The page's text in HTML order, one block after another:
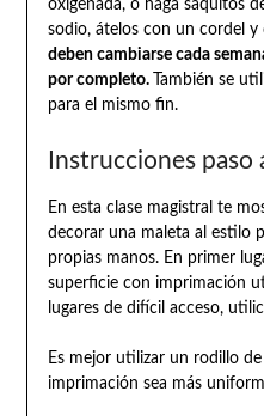
oxigenada, o haga saquitos
sodio, átelos con un cordel y
deben cambiarse cada
por completo.
También se
para el mismo fin.
Instrucciones paso
En esta clase magistral te
decorar una maleta al estilo
propias manos. En primer
superficie con imprimación
lugares de difícil acceso,
Es mejor utilizar un rodillo
imprimación sea más